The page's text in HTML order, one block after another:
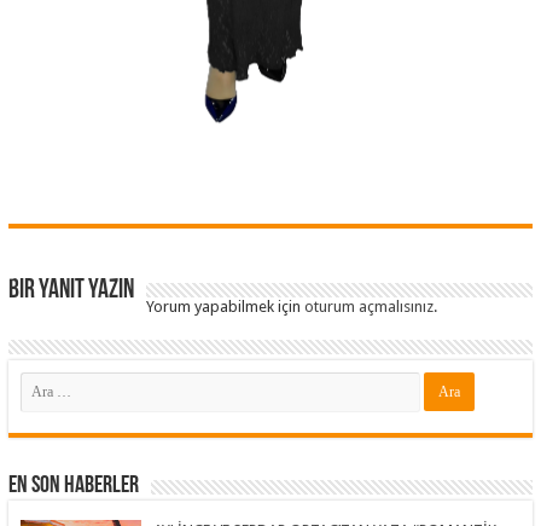
Bir yanıt yazın
Yorum yapabilmek içinoturum açmalısınız.
En Son Haberler